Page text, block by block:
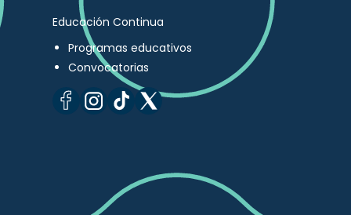
Educación Continua
Programas educativos
Convocatorias